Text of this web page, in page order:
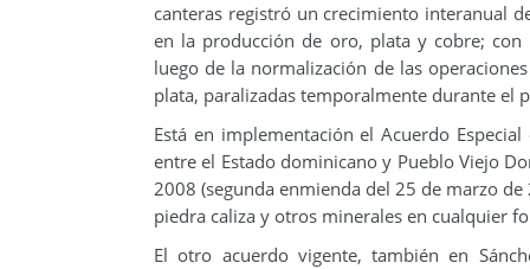
canteras registró un crecimiento interanual
en la producción de oro, plata y cobre; con
luego de la normalización de las
plata, paralizadas temporalmente durante el
Está en implementación el Acuerdo
entre el Estado dominicano y Pueblo Viejo
2008 (segunda enmienda del 25 de marzo
piedra caliza y otros minerales en cualquier
El otro acuerdo vigente, también en